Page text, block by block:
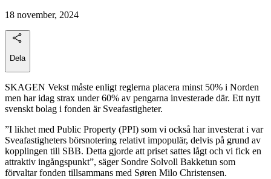
18 november, 2024
Dela
SKAGEN Vekst måste enligt reglerna placera minst 50% i Norden
men har idag strax under 60% av pengarna investerade där. Ett nytt
svenskt bolag i fonden är Sveafastigheter.
”I likhet med Public Property (PPI) som vi också har investerat i var
Sveafastigheters börsnotering relativt impopulär, delvis på grund av
kopplingen till SBB. Detta gjorde att priset sattes lågt och vi fick en
attraktiv ingångspunkt”, säger Sondre Solvoll Bakketun som
förvaltar fonden tillsammans med Søren Milo Christensen.